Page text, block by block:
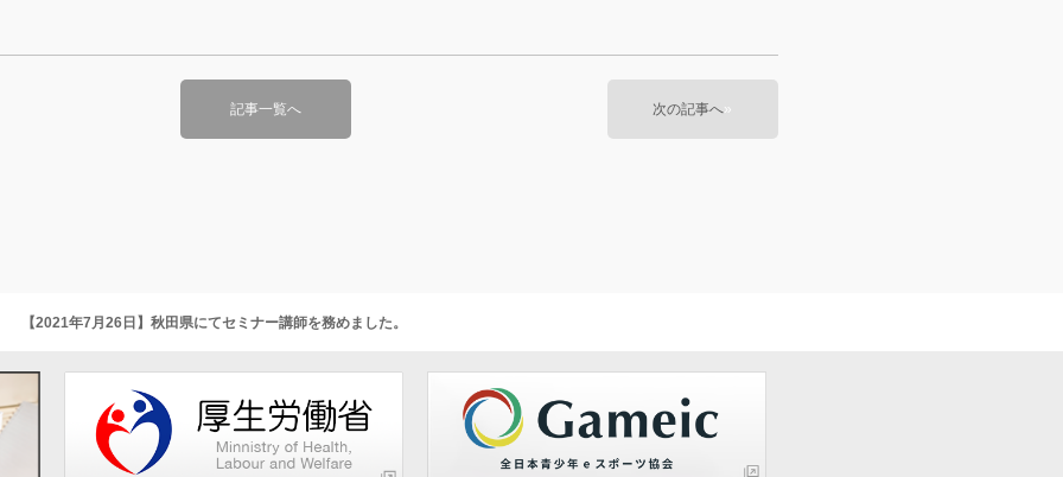
記事一覧へ 次の記事へ»
【2021年7月26日】秋田県にてセミナー講師を務めました。